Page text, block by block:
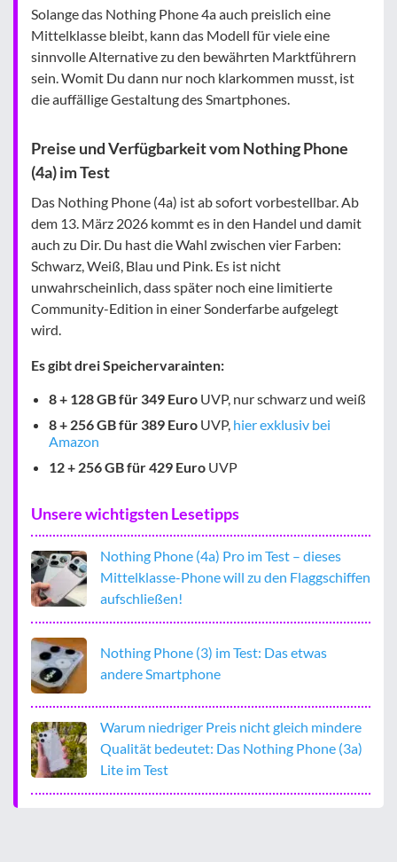
Solange das Nothing Phone 4a auch preislich eine
Mittelklasse bleibt, kann das Modell für viele eine
sinnvolle Alternative zu den bewährten Marktführern
sein. Womit Du dann nur noch klarkommen musst, ist
die auffällige Gestaltung des Smartphones.
Preise und Verfügbarkeit vom Nothing Phone
(4a) im Test
Das Nothing Phone (4a) ist ab sofort vorbestellbar. Ab
dem 13. März 2026 kommt es in den Handel und damit
auch zu Dir. Du hast die Wahl zwischen vier Farben:
Schwarz, Weiß, Blau und Pink. Es ist nicht
unwahrscheinlich, dass später noch eine limitierte
Community-Edition in einer Sonderfarbe aufgelegt
wird.
Es gibt drei Speichervarainten:
8 + 128 GB für 349 Euro UVP, nur schwarz und weiß
8 + 256 GB für 389 Euro UVP, hier exklusiv bei
Amazon
12 + 256 GB für 429 Euro UVP
Unsere wichtigsten Lesetipps
Nothing Phone (4a) Pro im Test – dieses
Mittelklasse-Phone will zu den Flaggschiffen
aufschließen!
Nothing Phone (3) im Test: Das etwas
andere Smartphone
Warum niedriger Preis nicht gleich mindere
Qualität bedeutet: Das Nothing Phone (3a)
Lite im Test